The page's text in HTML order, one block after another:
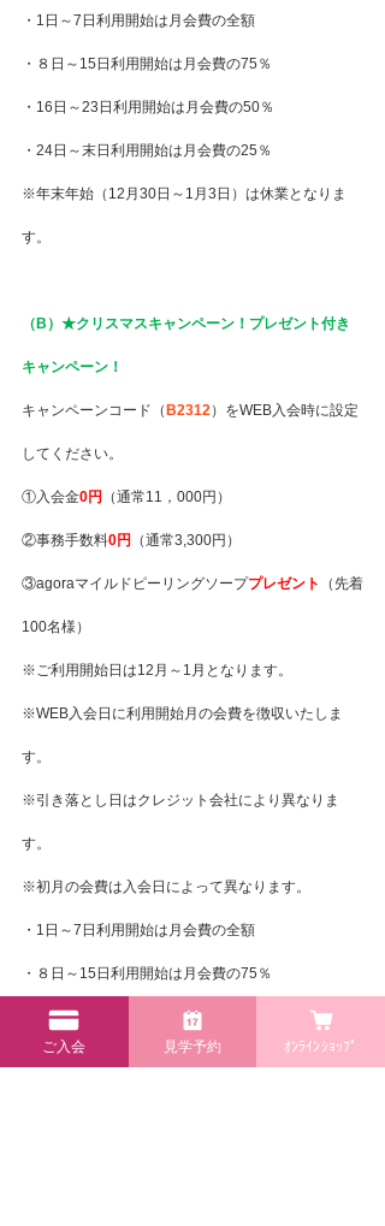
・1日～7日利用開始は月会費の全額
・８日～15日利用開始は月会費の75％
・16日～23日利用開始は月会費の50％
・24日～末日利用開始は月会費の25％
※年末年始（12月30日～1月3日）は休業となりま
す。
（B）★クリスマスキャンペーン！プレゼント付き
キャンペーン！
キャンペーンコード（ B2312）をWEB入会時に設定
してください。
①入会金0円 （通常11，000円）
②事務手数料0円 （通常3,300円）
③agoraマイルドピーリングソーププレゼント （先着
100名様）
※ご利用開始日は12月～1月となります。
※WEB入会日に利用開始月の会費を徴収いたしま
す。
※引き落とし日はクレジット会社により異なりま
す。
※初月の会費は入会日によって異なります。
・1日～7日利用開始は月会費の全額
・８日～15日利用開始は月会費の75％
・16日～23日利用開始は月会費の50％
ご入会 見学予約 ｵﾝﾗｲﾝｼｮｯﾌﾟ